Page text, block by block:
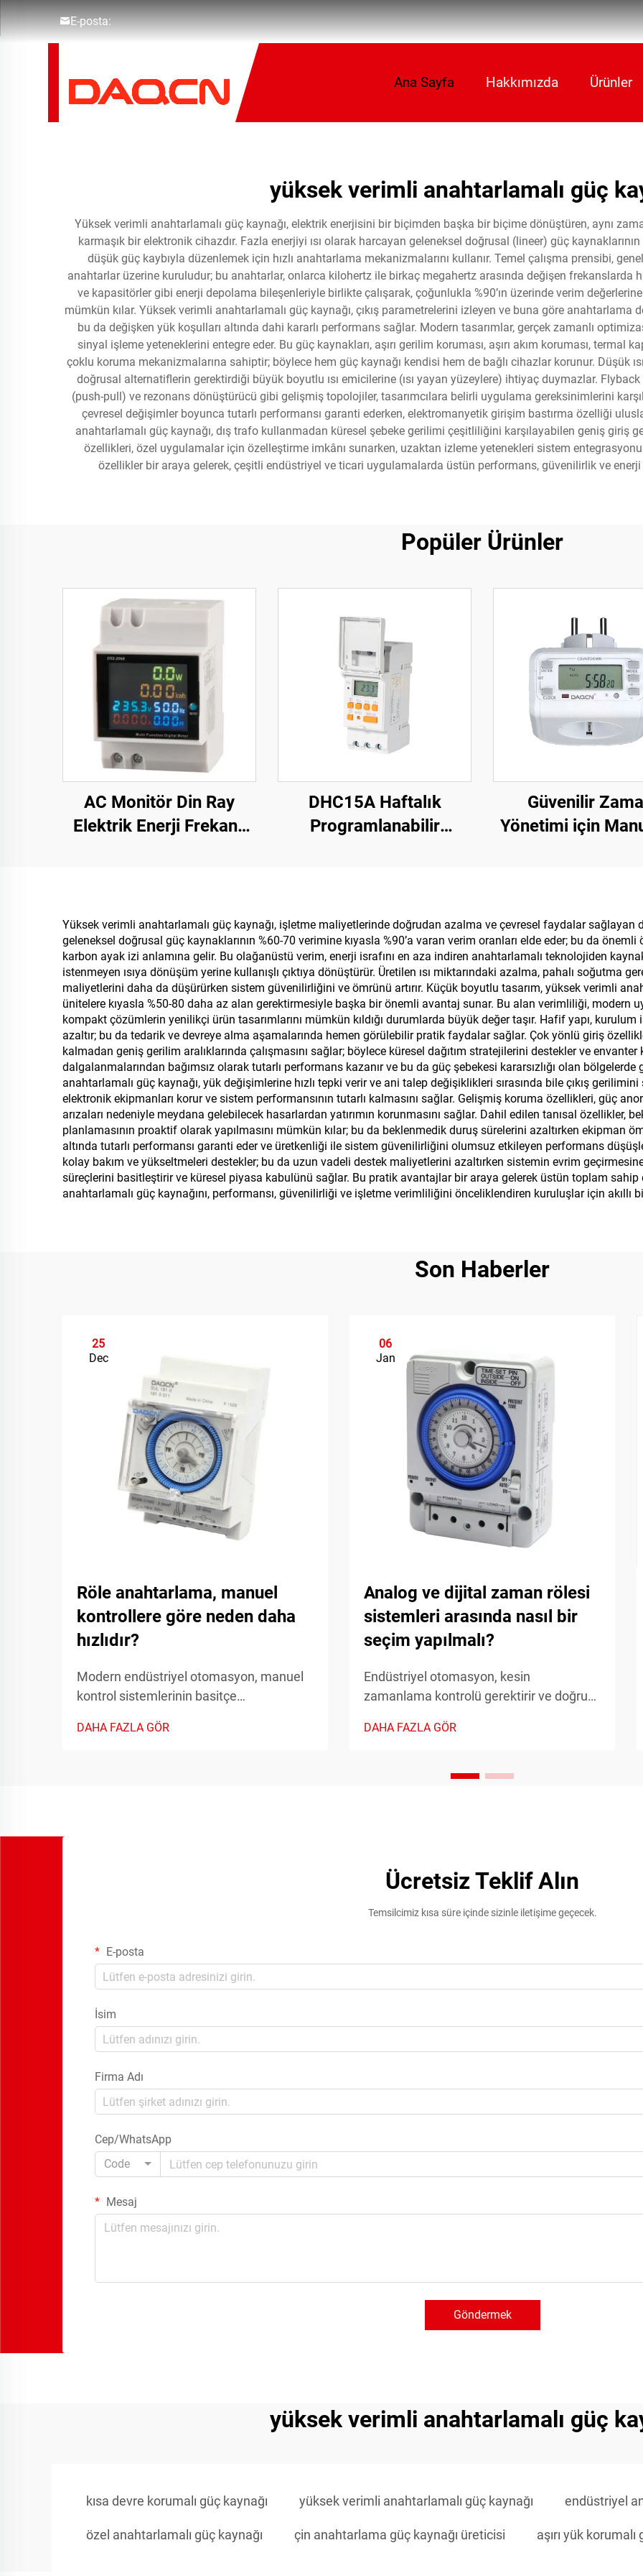
E-posta:
Ana Sayfa Hakkımızda Ürünler
yüksek verimli anahtarlamalı güç
Yüksek verimli anahtarlamalı güç kaynağı, elektrik enerjisini bir biçimden başka bir biçime dönüştüren, aynı
karmaşık bir elektronik cihazdır. Fazla enerjiyi ısı olarak harcayan geleneksel doğrusal (lineer) güç
düşük güç kaybıyla düzenlemek için hızlı anahtarlama mekanizmalarını kullanır. Temel çalışma prensibi,
anahtarlar üzerine kuruludur; bu anahtarlar, onlarca kilohertz ile birkaç megahertz arasında değişen frekanslarda
ve kapasitörler gibi enerji depolama bileşenleriyle birlikte çalışarak, çoğunlukla %90’ın üzerinde verim
mümkün kılar. Yüksek verimli anahtarlamalı güç kaynağı, çıkış parametrelerini izleyen ve buna göre
bu da değişken yük koşulları altında dahi kararlı performans sağlar. Modern tasarımlar, gerçek zamanlı
sinyal işleme yeteneklerini entegre eder. Bu güç kaynakları, aşırı gerilim koruması, aşırı akım koruması, termal
çoklu koruma mekanizmalarına sahiptir; böylece hem güç kaynağı kendisi hem de bağlı cihazlar korunur. Düşük
doğrusal alternatiflerin gerektirdiği büyük boyutlu ısı emicilerine (ısı yayan yüzeylere) ihtiyaç duymazlar.
(push-pull) ve rezonans dönüştürücü gibi gelişmiş topolojiler, tasarımcılara belirli uygulama gereksinimlerini
çevresel değişimler boyunca tutarlı performansı garanti ederken, elektromanyetik girişim bastırma özelliği
anahtarlamalı güç kaynağı, dış trafo kullanmadan küresel şebeke gerilimi çeşitliliğini karşılayabilen geniş giriş
özellikleri, özel uygulamalar için özelleştirme imkânı sunarken, uzaktan izleme yetenekleri sistem
özellikler bir araya gelerek, çeşitli endüstriyel ve ticari uygulamalarda üstün performans, güvenilirlik ve
Popüler Ürünler
AC Monitör Din Ray
Elektrik Enerji Frekans
DHC15A Haftalık
Programlanabilir
Güvenilir
Yönetimi için
Yüksek verimli anahtarlamalı güç kaynağı, işletme maliyetlerinde doğrudan azalma ve çevresel faydalar sağlayan
geleneksel doğrusal güç kaynaklarının %60-70 verimine kıyasla %90’a varan verim oranları elde eder; bu da
karbon ayak izi anlamına gelir. Bu olağanüstü verim, enerji israfını en aza indiren anahtarlamalı teknolojiden
istenmeyen ısıya dönüşüm yerine kullanışlı çıktıya dönüştürür. Üretilen ısı miktarındaki azalma, pahalı soğutma
maliyetlerini daha da düşürürken sistem güvenilirliğini ve ömrünü artırır. Küçük boyutlu tasarım, yüksek verimli
ünitelere kıyasla %50-80 daha az alan gerektirmesiyle başka bir önemli avantaj sunar. Bu alan verimliliği, modern
kompakt çözümlerin yenilikçi ürün tasarımlarını mümkün kıldığı durumlarda büyük değer taşır. Hafif yapı,
azaltır; bu da tedarik ve devreye alma aşamalarında hemen görülebilir pratik faydalar sağlar. Çok yönlü giriş
kalmadan geniş gerilim aralıklarında çalışmasını sağlar; böylece küresel dağıtım stratejilerini destekler ve envanter
dalgalanmalarından bağımsız olarak tutarlı performans kazanır ve bu da güç şebekesi kararsızlığı olan
anahtarlamalı güç kaynağı, yük değişimlerine hızlı tepki verir ve ani talep değişiklikleri sırasında bile çıkış
elektronik ekipmanları korur ve sistem performansının tutarlı kalmasını sağlar. Gelişmiş koruma özellikleri, güç
arızaları nedeniyle meydana gelebilecek hasarlardan yatırımın korunmasını sağlar. Dahil edilen tanısal özellikler,
planlamasının proaktif olarak yapılmasını mümkün kılar; bu da beklenmedik duruş sürelerini azaltırken ekipman
altında tutarlı performansı garanti eder ve üretkenliği ile sistem güvenilirliğini olumsuz etkileyen performans
kolay bakım ve yükseltmeleri destekler; bu da uzun vadeli destek maliyetlerini azaltırken sistemin evrim
süreçlerini basitleştirir ve küresel piyasa kabulünü sağlar. Bu pratik avantajlar bir araya gelerek üstün toplam
anahtarlamalı güç kaynağını, performansı, güvenilirliği ve işletme verimliliğini önceliklendiren kuruluşlar için akıllı
Son Haberler
25
Dec
Röle anahtarlama, manuel
kontrollere göre neden daha
hızlıdır?
Modern endüstriyel otomasyon, manuel
kontrol sistemlerinin basitçe
güvenilirlik gerektirir. Manuel
DAHA FAZLA GÖR
06
Jan
Analog ve dijital zaman rölesi
sistemleri arasında nasıl bir
seçim yapılmalı?
Endüstriyel otomasyon, kesin
zamanlama kontrolü gerektirir ve doğru
operasyonel verimlilik ve bakım
Analog ve dijital zaman rölesi teknolojileri
DAHA FAZLA GÖR
Ücretsiz Teklif Alın
Temsilcimiz kısa süre içinde sizinle iletişime geçecek.
E-posta
İsim
Firma Adı
Cep/WhatsApp
Code
Mesaj
Göndermek
yüksek verimli anahtarlamalı güç
kısa devre korumalı güç kaynağı yüksek verimli anahtarlamalı güç kaynağı endüstriyel
özel anahtarlamalı güç kaynağı çin anahtarlama güç kaynağı üreticisi aşırı yük korumalı